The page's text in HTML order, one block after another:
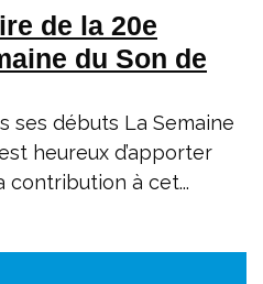
de la 20e
du Son de
ses débuts La Semaine
heureux d’apporter
contribution à cet...